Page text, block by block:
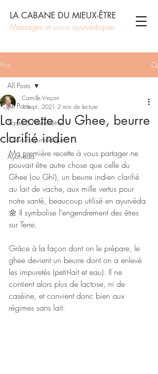
LA CABANE DU MIEUX-ÊTRE
Massages et soins ayurvédiques
Post
All Posts
Santé & Mieux-être
Cuisine ayurvédique
Ayurvéda
All Posts
La recette du Ghee, beurre
clarifié indien
Camille.Vinçon
1 sept. 2021 2 min de lecture
Ma première recette à vous partager ne
pouvait être autre chose que celle du
Ghee (ou Ghî), un beurre indien clarifié
au lait de vache, aux mille vertus pour
notre santé, beaucoup utilisé en ayurvéda
🌼 Il symbolise l'engendrement des êtres
sur Terre.
Grâce à la façon dont on le prépare, le
ghee devient un beurre dont on a enlevé
les impuretés (petit-lait et eau). Il ne
contient alors plus de lactose, ni de
caséine, et convient donc bien aux
régimes sans lait.